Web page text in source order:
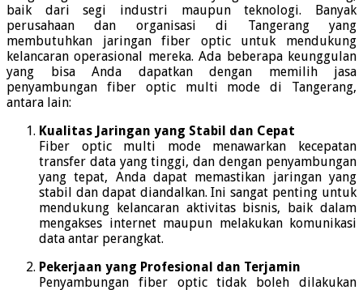
baik dari segi industri maupun teknologi. Banyak
perusahaan dan organisasi di Tangerang yang
membutuhkan jaringan fiber optic untuk mendukung
kelancaran operasional mereka. Ada beberapa keunggulan
yang bisa Anda dapatkan dengan memilih jasa
penyambungan fiber optic multi mode di Tangerang,
antara lain:
Kualitas Jaringan yang Stabil dan Cepat
Fiber optic multi mode menawarkan kecepatan
transfer data yang tinggi, dan dengan penyambungan
yang tepat, Anda dapat memastikan jaringan yang
stabil dan dapat diandalkan. Ini sangat penting untuk
mendukung kelancaran aktivitas bisnis, baik dalam
mengakses internet maupun melakukan komunikasi
data antar perangkat.
Pekerjaan yang Profesional dan Terjamin
Penyambungan fiber optic tidak boleh dilakukan